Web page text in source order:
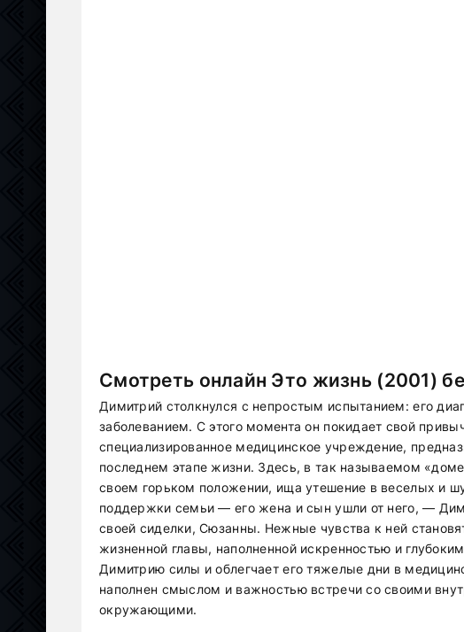
Смотреть онлайн Это жизнь (2001)
Димитрий столкнулся с непростым испытанием: его
заболеванием. С этого момента он покидает свой
специализированное медицинское учреждение,
последнем этапе жизни. Здесь, в так называемом
своем горьком положении, ища утешение в веселых и
поддержки семьи — его жена и сын ушли от него, —
своей сиделки, Сюзанны. Нежные чувства к ней
жизненной главы, наполненной искренностью и
Димитрию силы и облегчает его тяжелые дни в
наполнен смыслом и важностью встречи со своими
окружающими.